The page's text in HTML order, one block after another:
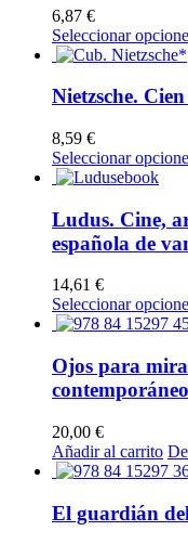
6,87 €
Seleccionar
Nietzsche.
8,59 €
Seleccionar
Ludus. Cine,
española de
14,61 €
Seleccionar
Ojos para
20,00 €
Añadir al carrito
El guardián